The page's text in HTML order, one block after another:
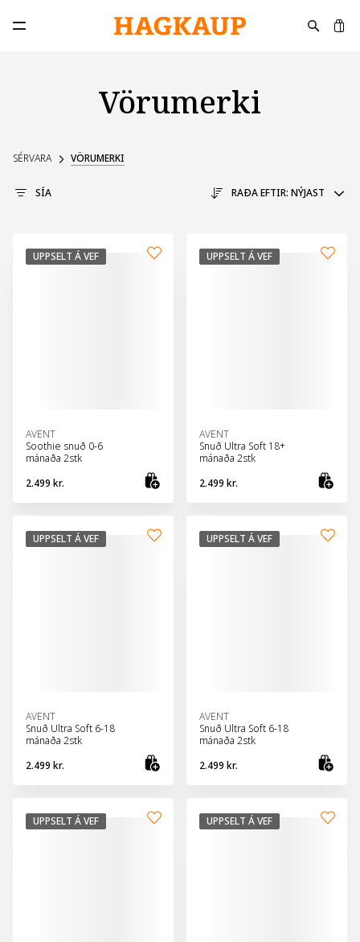
Opna aðalvalmynd
Vörumerki
SÉRVARA VÖRUMERKI
SÍA RAÐA EFTIR: NÝJAST
UPPSELT Á VEF
AVENT
Soothie snuð 0-6
mánaða 2stk
2.499 kr.
Skoða vöru
UPPSELT Á VEF
AVENT
Snuð Ultra Soft 18+
mánaða 2stk
2.499 kr.
UPPSELT Á VEF
AVENT
Snuð Ultra Soft 6-18
mánaða 2stk
2.499 kr.
UPPSELT Á VEF
AVENT
Snuð Ultra Soft 6-18
mánaða 2stk
2.499 kr.
UPPSELT Á VEF UPPSELT Á VEF